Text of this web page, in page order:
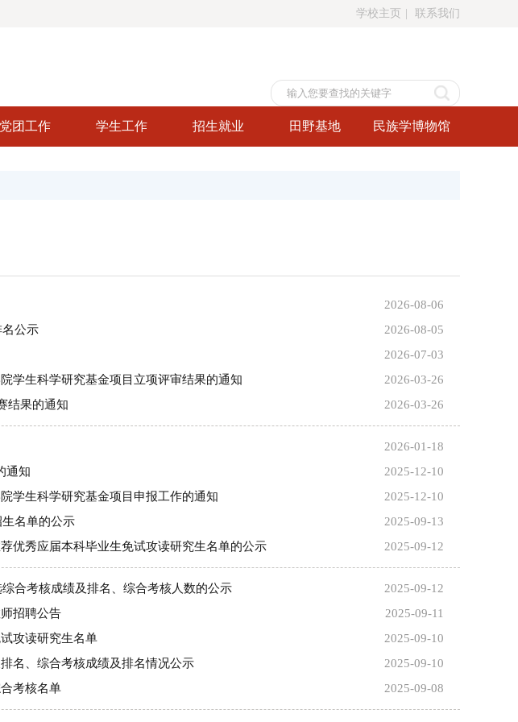
学校主页 联系我们
党团工作 学生工作 招生就业 田野基地 民族学博物馆
2026-08-06
名公示 2026-08-05
2026-07-03
学生科学研究基金项目立项评审结果的通知 2026-03-26
结果的通知 2026-03-26
2026-01-18
通知 2025-12-10
学生科学研究基金项目申报工作的通知 2025-12-10
名单的公示 2025-09-13
优秀应届本科毕业生免试攻读研究生名单的公示 2025-09-12
合考核成绩及排名、综合考核人数的公示 2025-09-12
招聘公告 2025-09-11
攻读研究生名单 2025-09-10
名、综合考核成绩及排名情况公示 2025-09-10
考核名单 2025-09-08